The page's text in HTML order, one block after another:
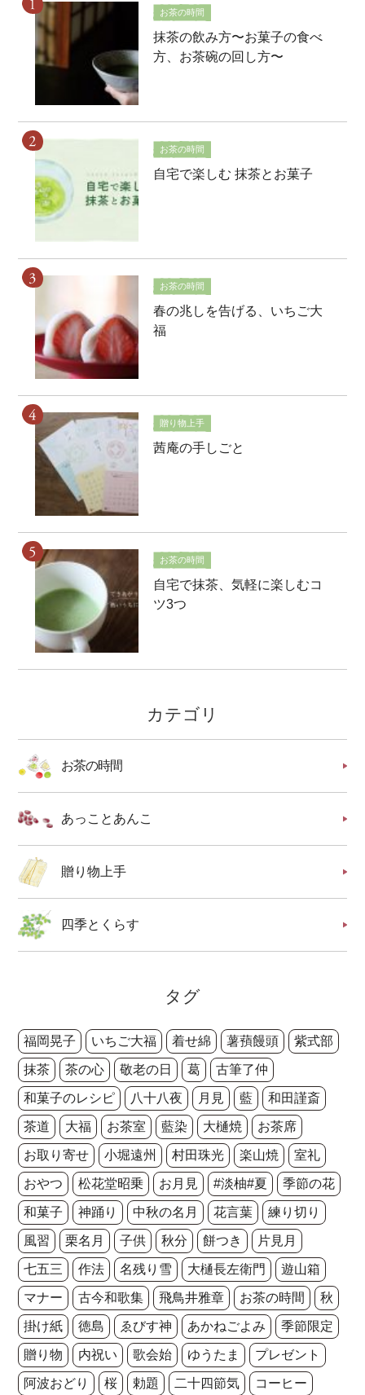
お茶の時間
抹茶の飲み方〜お菓子の食べ
方、お茶碗の回し方〜
お茶の時間
自宅で楽しむ 抹茶とお菓子
お茶の時間
春の兆しを告げる、いちご大
福
贈り物上手
茜庵の手しごと
お茶の時間
自宅で抹茶、気軽に楽しむコ
ツ3つ
カテゴリ
お茶の時間
あっことあんこ
贈り物上手
四季とくらす
タグ
福岡晃子 いちご大福 着せ綿 薯蕷饅頭 紫式部
抹茶 茶の心 敬老の日 葛 古筆了仲
和菓子のレシピ 八十八夜 月見 藍 和田謹斎
茶道 大福 お茶室 藍染 大樋焼 お茶席
お取り寄せ 小堀遠州 村田珠光 楽山焼 室礼
おやつ 松花堂昭乗 お月見 #淡柚#夏 季節の花
和菓子 神踊り 中秋の名月 花言葉 練り切り
風習 栗名月 子供 秋分 餅つき 片見月
七五三 作法 名残り雪 大樋長左衛門 遊山箱
マナー 古今和歌集 飛鳥井雅章 お茶の時間 秋
掛け紙 徳島 ゑびす神 あかねごよみ 季節限定
贈り物 内祝い 歌会始 ゆうたま プレゼント
阿波おどり 桜 勅題 二十四節気 コーヒー